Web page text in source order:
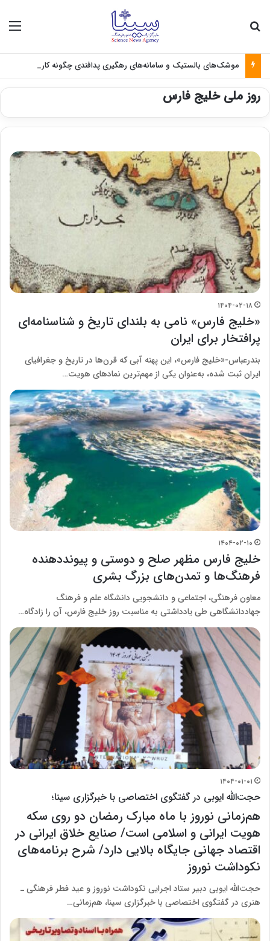
روز ملی خلیج فارس
۱۴۰۴-۰۲-۱۸
«خلیج فارس» نامی به بلندای تاریخ و شناسنامه‌ای
پرافتخار برای ایران
بندرعباس-«خلیج فارس»، این پهنه آبی که قرن‌ها در تاریخ و جغرافیای
ایران ثبت شده، به‌عنوان یکی از مهم‌ترین نمادهای هویت…
۱۴۰۴-۰۲-۱۰
خلیج فارس مظهر صلح و دوستی و پیونددهنده
فرهنگ‌ها و تمدن‌های بزرگ بشری
معاون فرهنگی، اجتماعی و دانشجویی دانشگاه علم و فرهنگ
جهاددانشگاهی طی یادداشتی به مناسبت روز خلیج فارس، آن را زادگاه…
۱۴۰۴-۰۱-۰۱
حجت‌الله ایوبی در گفتگوی اختصاصی با خبرگزاری سینا؛
هم‌زمانی نوروز با ماه مبارک رمضان دو روی سکه
هویت ایرانی و اسلامی است/ صنایع خلاق ایرانی در
اقتصاد جهانی جایگاه بالایی دارد/ شرح برنامه‌های
نکوداشت نوروز
حجت‌الله ایوبی دبیر ستاد اجرایی نکوداشت نوروز و عید فطر فرهنگی ـ
هنری در گفتگوی اختصاصی با خبرگزاری سینا، هم‌زمانی…